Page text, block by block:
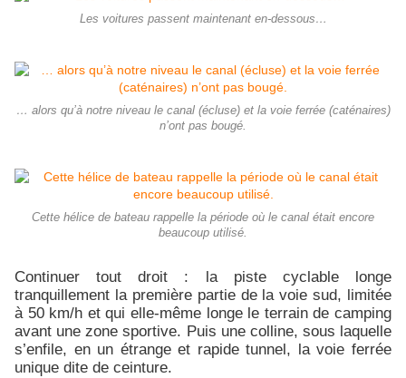
Les voitures passent maintenant en-dessous…
… alors qu’à notre niveau le canal (écluse) et la voie ferrée (caténaires)
n’ont pas bougé.
Cette hélice de bateau rappelle la période où le canal était encore
beaucoup utilisé.
Continuer tout droit : la piste cyclable longe
tranquillement la première partie de la voie sud, limitée
à 50 km/h et qui elle-même longe le terrain de camping
avant une zone sportive. Puis une colline, sous laquelle
s’enfile, en un étrange et rapide tunnel, la voie ferrée
unique dite de ceinture.